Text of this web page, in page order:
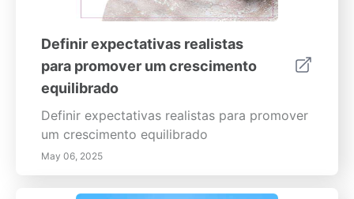
Definir expectativas realistas
para promover um crescimento
equilibrado
Definir expectativas realistas para promover
um crescimento equilibrado
May 06, 2025